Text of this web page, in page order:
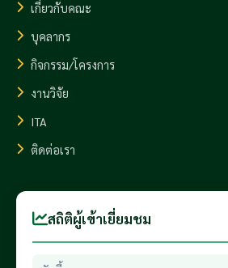
เกี่ยวกับคณะ
บุคลากร
กิจกรรม/โครงการ
งานวิจัย
ITA
ติดต่อเรา
สถิติผู้เข้าเยี่ยมชม